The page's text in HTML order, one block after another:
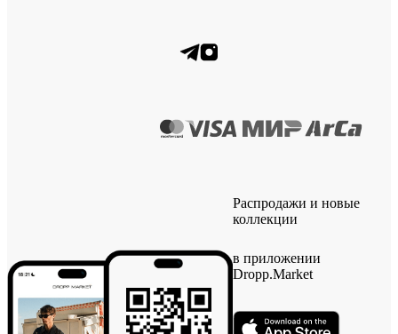
Распродажи и новые
коллекции
в приложении
Dropp.Market